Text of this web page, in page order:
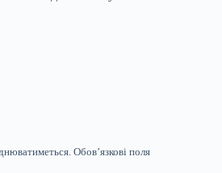
Обов’язкові поля